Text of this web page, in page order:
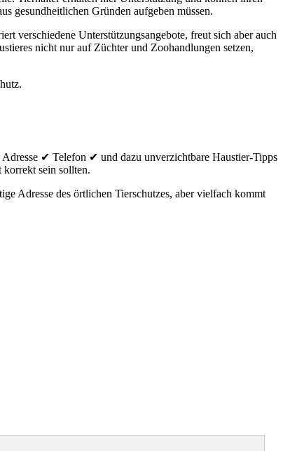
gesundheitlichen Gründen aufgeben müssen.
verschiedene Unterstützungsangebote, freut sich aber auch
nicht nur auf Züchter und Zoohandlungen setzen,
✔ Telefon ✔ und dazu unverzichtbare Haustier-Tipps
sein sollten.
Adresse des örtlichen Tierschutzes, aber vielfach kommt